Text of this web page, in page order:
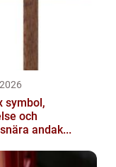
och
andak...